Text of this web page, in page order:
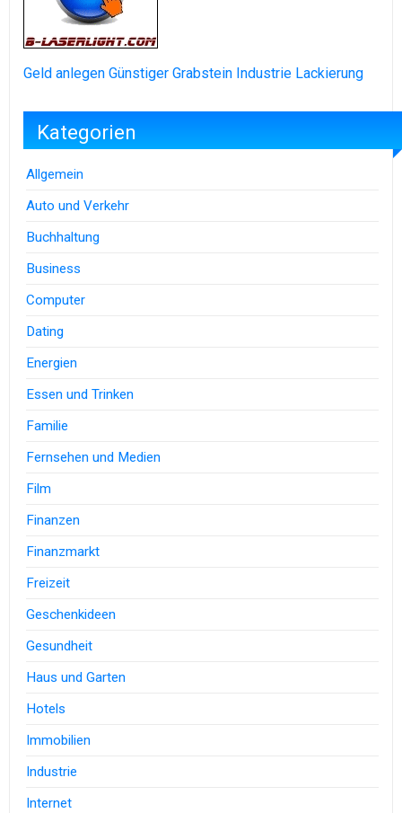
Geld anlegen Günstiger Grabstein Industrie Lackierung
Kategorien
Allgemein
Auto und Verkehr
Buchhaltung
Business
Computer
Dating
Energien
Essen und Trinken
Familie
Fernsehen und Medien
Film
Finanzen
Finanzmarkt
Freizeit
Geschenkideen
Gesundheit
Haus und Garten
Hotels
Immobilien
Industrie
Internet